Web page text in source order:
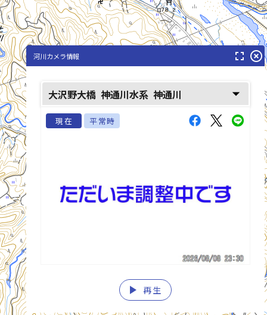
河川カメラ情報 fullscreen highlight_off
大沢野大橋 神通川水系 神通川 arrow_drop_down
現在 平常時
play_arrow 再生
fast_rewind fast_forward